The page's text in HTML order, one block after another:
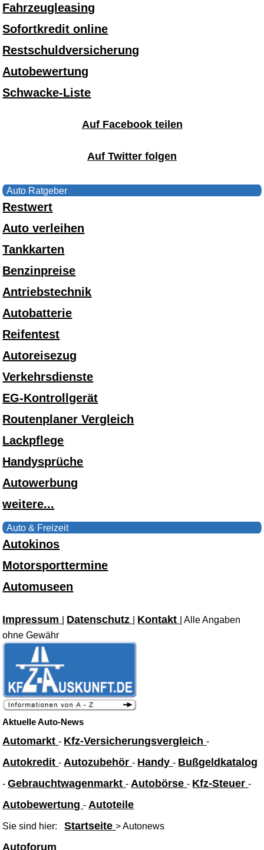
Fahrzeugleasing
Sofortkredit online
Restschuldversicherung
Autobewertung
Schwacke-Liste
Auf Facebook teilen
Auf Twitter folgen
Auto Ratgeber
Restwert
Auto verleihen
Tankkarten
Benzinpreise
Antriebstechnik
Autobatterie
Reifentest
Autoreisezug
Verkehrsdienste
EG-Kontrollgerät
Routenplaner Vergleich
Lackpflege
Handysprüche
Autowerbung
weitere...
Auto & Freizeit
Autokinos
Motorsporttermine
Automuseen
Impressum Datenschutz Kontakt
| Alle Angaben
ohne Gewähr
Aktuelle Auto-News
Automarkt- Kfz-Versicherungsvergleich-
Autokredit- Autozubehör- Handy- Bußgeldkatalog
-Gebrauchtwagenmarkt- Autobörse- Kfz-Steuer-
Autobewertung- Autoteile
Sie sind hier:Startseite> Autonews
Autoforum